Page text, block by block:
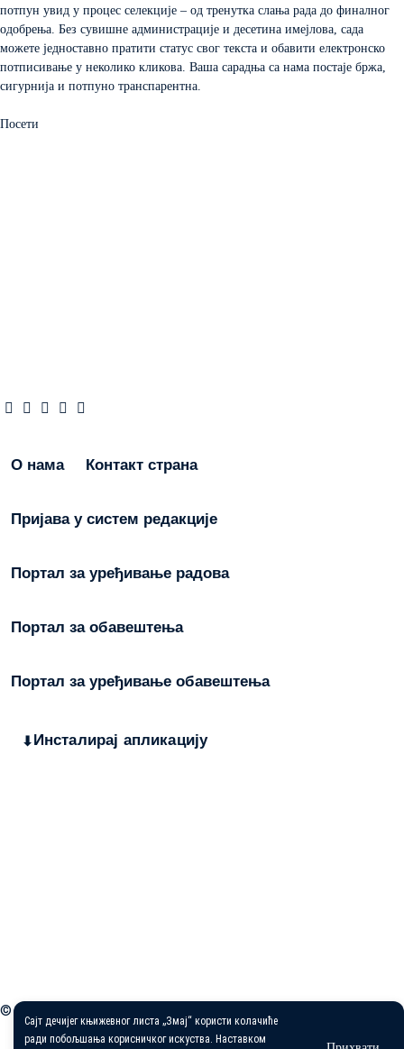
Сајт дечијег књижевног листа „Змај“ користи колачиће
ради побољшања корисничког искуства. Наставком
потпун увид у процес селекције – од тренутка слања рада до финалног
одобрења. Без сувишне администрације и десетина имејлова, сада
можете једноставно пратити статус свог текста и обавити електронско
потписивање у неколико кликова. Ваша сарадња са нама постаје бржа,
сигурнија и потпуно транспарентна.
Посети
О нама Контакт страна
Пријава у систем редакције
Портал за уређивање радова
Портал за обавештења
Портал за уређивање обавештења
Инсталирај апликацију
© 2026 Часопис „Змај“. Сва права задржана.